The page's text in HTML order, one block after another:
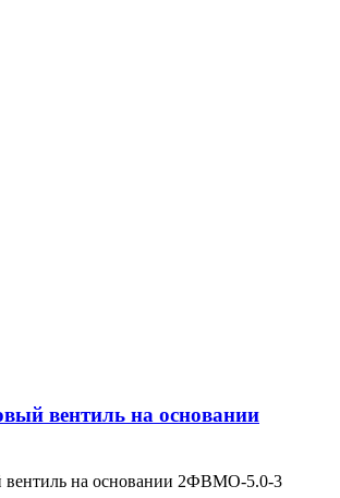
вентиль на основании
на основании 2ФВМO-5.0-3